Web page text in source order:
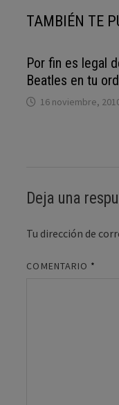
TAMBIÉN TE
Por fin es legal
Beatles en tu
16 noviembre,
Deja una
Tu dirección de
COMENTARIO *